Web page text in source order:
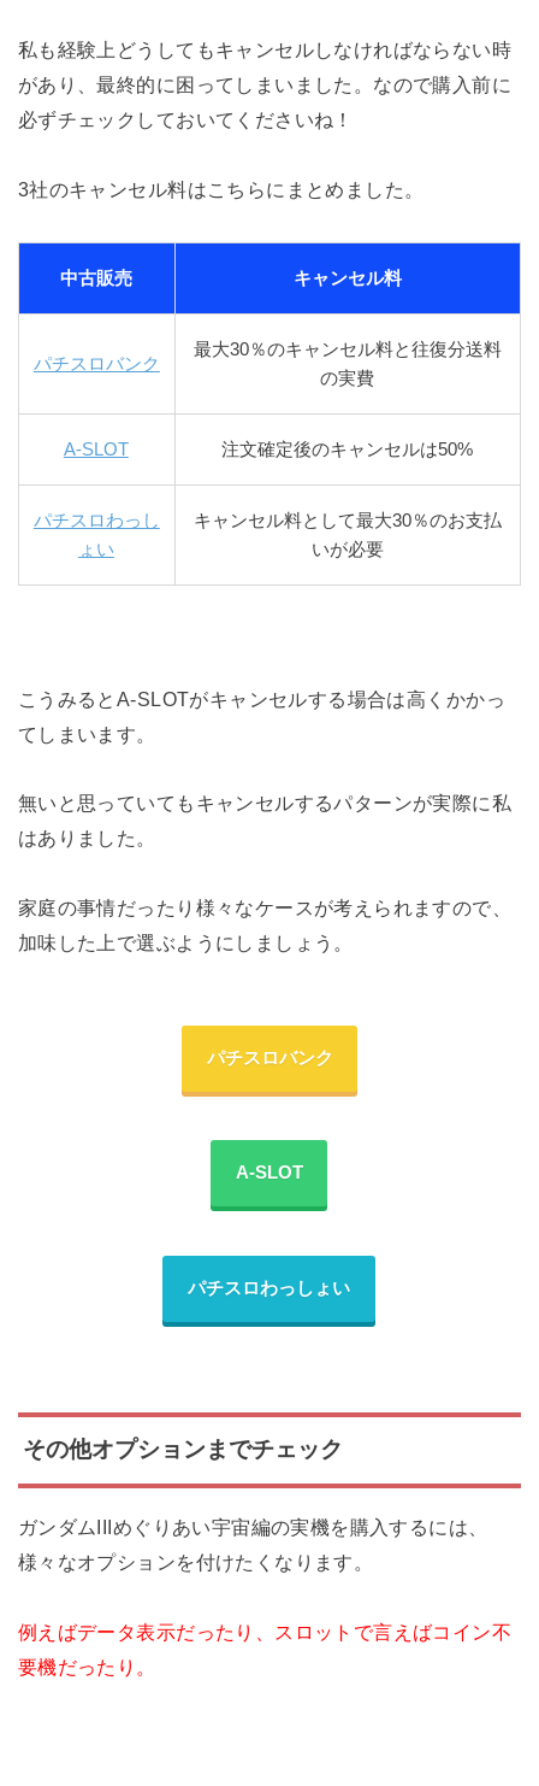
私も経験上どうしてもキャンセルしなければならない時
があり、最終的に困ってしまいました。なので購入前に
必ずチェックしておいてくださいね！
3社のキャンセル料はこちらにまとめました。
中古販売 キャンセル料
パチスロバンク
最大30％のキャンセル料と往復分送料
の実費
A-SLOT 注文確定後のキャンセルは50%
パチスロわっし
ょい
キャンセル料として最大30％のお支払
いが必要
こうみるとA-SLOTがキャンセルする場合は高くかかっ
てしまいます。
無いと思っていてもキャンセルするパターンが実際に私
はありました。
家庭の事情だったり様々なケースが考えられますので、
加味した上で選ぶようにしましょう。
パチスロバンク
A-SLOT
パチスロわっしょい
その他オプションまでチェック
ガンダムIIIめぐりあい宇宙編の実機を購入するには、
様々なオプションを付けたくなります。
例えばデータ表示だったり、スロットで言えばコイン不
要機だったり。